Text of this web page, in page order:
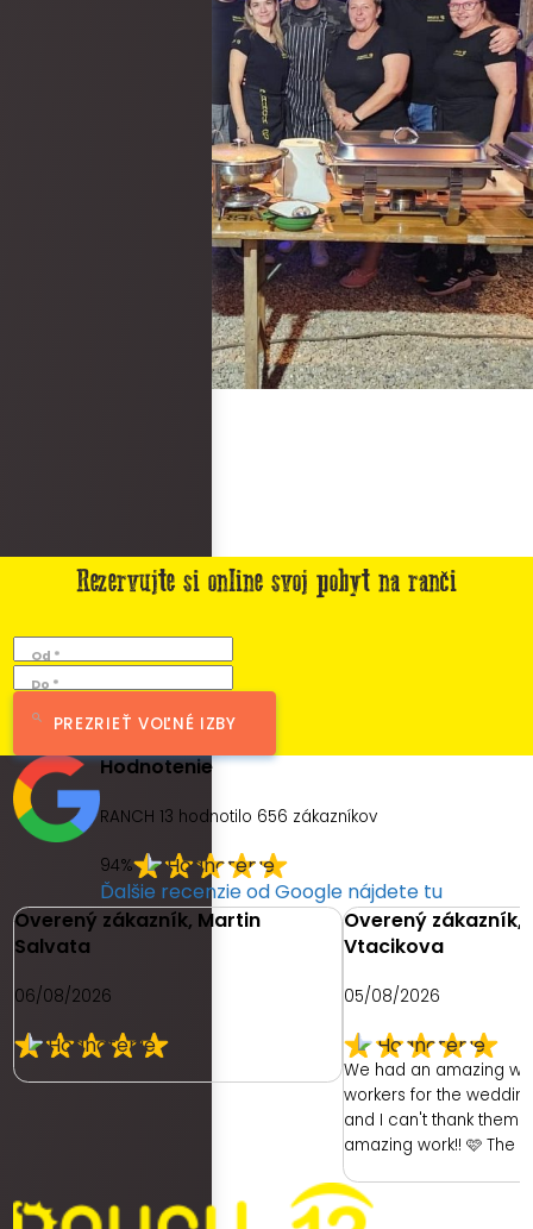
Rezervujte si online svoj pobyt na ranči
Od *
Do *
PREZRIEŤ VOĽNÉ IZBY
Hodnotenie
RANCH 13 hodnotilo 656 zákazníkov
94%
Ďalšie recenzie od Google nájdete tu
Overený zákazník, Martin
Salvata
06/08/2026
Overený zákazník,
Vtacikova
05/08/2026
We had an amazing
workers for the
and I can't thank them
amazing work!! 🩷 The
had was with the
ready as a bride was
had no dedicated